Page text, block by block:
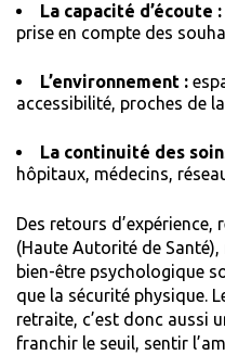
La capacité d’écoute :
prise en compte des
L’environnement :
accessibilité, proches de
La continuité des
hôpitaux, médecins,
Des retours d’expérience,
(Haute Autorité de Santé),
bien-être psychologique
que la sécurité physique.
retraite, c’est donc aussi
franchir le seuil, sentir